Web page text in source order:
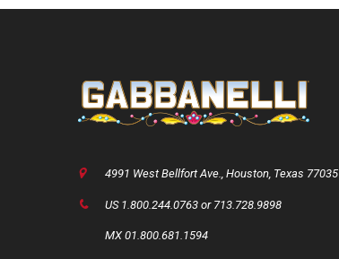
4991 West Bellfort Ave., Houston, Texas 77035
US 1.800.244.0763 or 713.728.9898
MX 01.800.681.1594